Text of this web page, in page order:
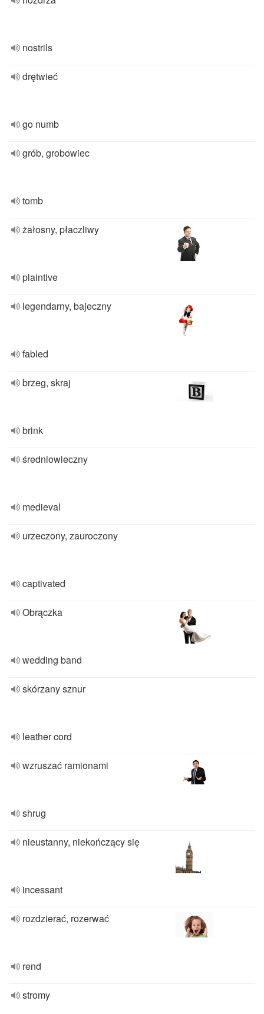
nostrils
drętwieć
go numb
grób, grobowiec
tomb
żałosny, płaczliwy
plaintive
legendarny, bajeczny
fabled
brzeg, skraj
brink
średniowieczny
medieval
urzeczony, zauroczony
captivated
Obrączka
wedding band
skórzany sznur
leather cord
wzruszać ramionami
shrug
nieustanny, niekończący się
incessant
rozdzierać, rozerwać
rend
stromy